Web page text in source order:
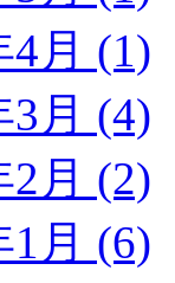
4月 (1)
3月 (4)
2月 (2)
1月 (6)